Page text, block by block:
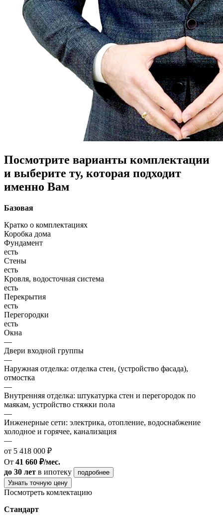
Посмотрите варианты комплектации
и выберите ту, которая подходит
именно Вам
Базовая
Кратко о комплектациях
Коробка дома
Фундамент
есть
Стены
есть
Кровля, водосточная система
есть
Перекрытия
есть
Перегородки
есть
Окна
—
Двери входной группы
—
Наружная отделка: отделка стен, (устройство фасада),
отмостка
—
Внутренняя отделка: штукатурка стен и перегородок по
маякам, устройство стяжки пола
—
Инженерные сети: электрика, отопление, водоснабжение
холодное и горячее, канализация
—
от 5 418 000 ₽
От 41 660 ₽/мес.
до 30 лет в ипотеку
подробнее
Узнать точную цену
Посмотреть комлектацию
Стандарт